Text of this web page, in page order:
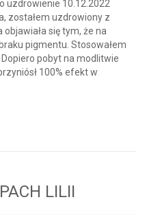
uzdrowienie 10.12.2022
zostałem uzdrowiony z
się tym, że na
pigmentu. Stosowałem
pobyt na modlitwie
100% efekt w
LILII